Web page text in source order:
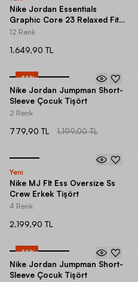
Nike Jordan Essentials
Graphic Core 23 Relaxed Fit
Short-Sleeve Kadın Tişört
12 Renk
1.649,90 TL
-35%
Nike Jordan Jumpman Short-
Sleeve Çocuk Tişört
2 Renk
779,90 TL 1.199,00 TL
Yeni
Nike MJ Flt Ess Oversize Ss
Crew Erkek Tişört
4 Renk
2.199,90 TL
-35%
Nike Jordan Jumpman Short-
Sleeve Çocuk Tişört